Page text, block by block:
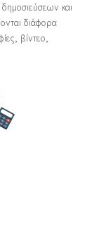
και
διάφορα
βίντεο,